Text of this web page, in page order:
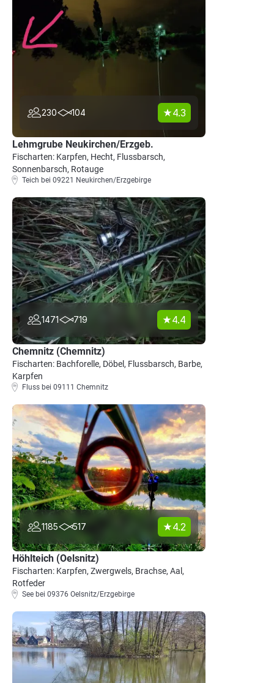
230 104 4.3
Lehmgrube Neukirchen/Erzgeb.
Fischarten: Karpfen, Hecht, Flussbarsch,
Sonnenbarsch, Rotauge
Teich bei 09221 Neukirchen/Erzgebirge
1471 719 4.4
Chemnitz (Chemnitz)
Fischarten: Bachforelle, Döbel, Flussbarsch, Barbe,
Karpfen
Fluss bei 09111 Chemnitz
1185 517 4.2
Höhlteich (Oelsnitz)
Fischarten: Karpfen, Zwergwels, Brachse, Aal,
Rotfeder
See bei 09376 Oelsnitz/Erzgebirge